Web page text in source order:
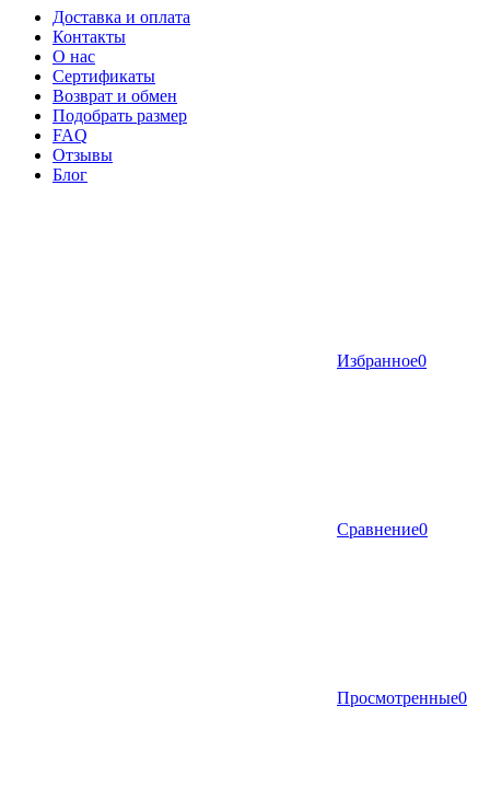
Доставка и оплата
Контакты
О нас
Сертификаты
Возврат и обмен
Подобрать размер
FAQ
Отзывы
Блог
Избранное0
Сравнение0
Просмотренные0